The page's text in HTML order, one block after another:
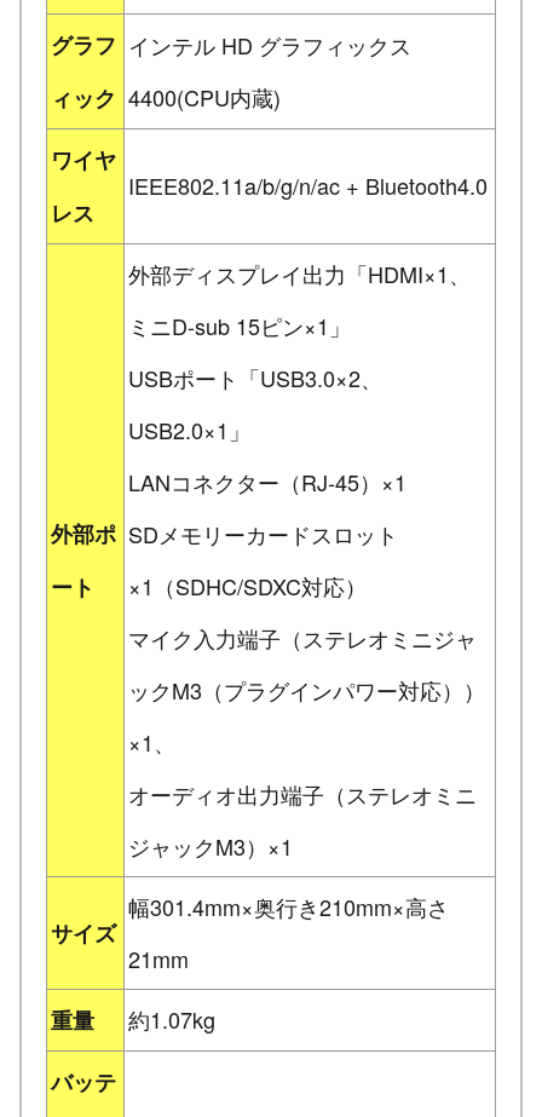
グラフ
ィック
インテル HD グラフィックス
4400(CPU内蔵)
ワイヤ
レス
IEEE802.11a/b/g/n/ac + Bluetooth4.0
外部ポ
ート
外部ディスプレイ出力「HDMI×1、
ミニD-sub 15ピン×1」
USBポート「USB3.0×2、
USB2.0×1」
LANコネクター（RJ-45）×1
SDメモリーカードスロット
×1（SDHC/SDXC対応）
マイク入力端子（ステレオミニジャ
ックM3（プラグインパワー対応））
×1、
オーディオ出力端子（ステレオミニ
ジャックM3）×1
サイズ
幅301.4mm×奥行き210mm×高さ
21mm
重量
約1.07kg
バッテ